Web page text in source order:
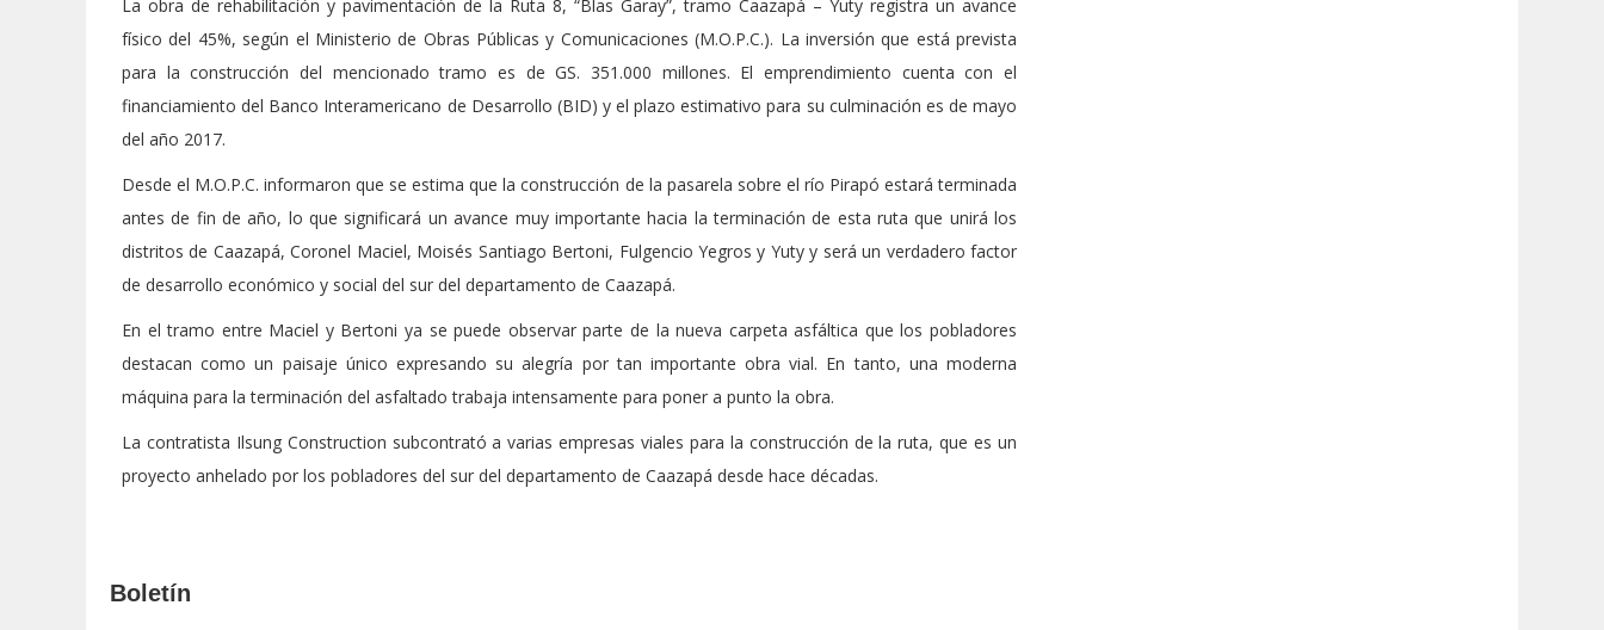
La obra de rehabilitación y pavimentación de la Ruta 8, “Blas Garay”, tramo Caazapá – Yuty registra un avance
físico del 45%, según el Ministerio de Obras Públicas y Comunicaciones (M.O.P.C.). La inversión que está prevista
para la construcción del mencionado tramo es de GS. 351.000 millones. El emprendimiento cuenta con el
financiamiento del Banco Interamericano de Desarrollo (BID) y el plazo estimativo para su culminación es de mayo
del año 2017.
Desde el M.O.P.C. informaron que se estima que la construcción de la pasarela sobre el río Pirapó estará terminada
antes de fin de año, lo que significará un avance muy importante hacia la terminación de esta ruta que unirá los
distritos de Caazapá, Coronel Maciel, Moisés Santiago Bertoni, Fulgencio Yegros y Yuty y será un verdadero factor
de desarrollo económico y social del sur del departamento de Caazapá.
En el tramo entre Maciel y Bertoni ya se puede observar parte de la nueva carpeta asfáltica que los pobladores
destacan como un paisaje único expresando su alegría por tan importante obra vial. En tanto, una moderna
máquina para la terminación del asfaltado trabaja intensamente para poner a punto la obra.
La contratista Ilsung Construction subcontrató a varias empresas viales para la construcción de la ruta, que es un
proyecto anhelado por los pobladores del sur del departamento de Caazapá desde hace décadas.
Boletín